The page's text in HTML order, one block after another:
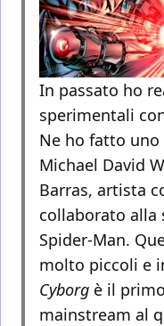
In passato ho
sperimentali
Ne ho fatto uno
Michael David
Barras, artista
collaborato alla
Spider-Man.
molto piccoli e
Cyborg è il
mainstream al